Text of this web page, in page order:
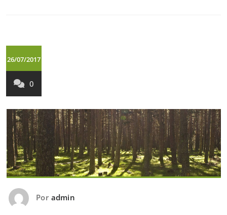
26/07/2017
0
Por admin